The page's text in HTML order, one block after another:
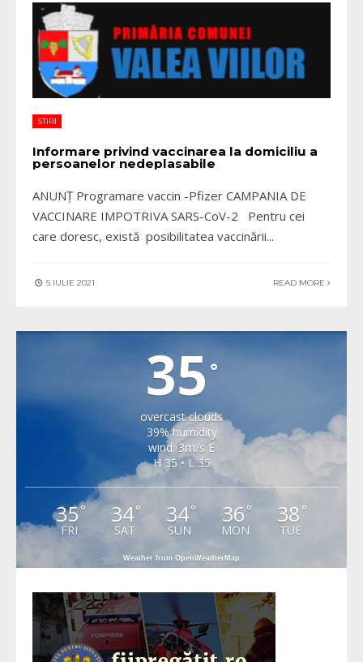
STIRI
Informare privind vaccinarea la domiciliu a
persoanelor nedeplasabile
ANUNȚ Programare vaccin -Pfizer CAMPANIA DE
VACCINARE IMPOTRIVA SARS-CoV-2 Pentru cei
care doresc, există posibilitatea vaccinării...
5 IULIE 2021 READ MORE
35 °
overcast clouds
39% humidity
wind: 3m/s E
H 35 • L 35
35°
FRI
34°
SAT
34°
SUN
36 °
MON
38 °
TUE
Weather from OpenWeatherMap